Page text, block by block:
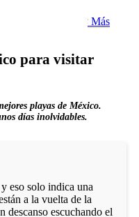
para visitar
playas de México.
días inolvidables.
eso solo indica una
a la vuelta de la
descanso escuchando el
Tips y Más